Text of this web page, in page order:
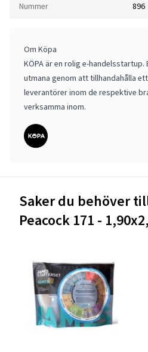
Nummer 896
Om Köpa
KÖPA är en rolig e-
utmana genom att tillhandahålla
leverantörer inom de respektive
verksamma inom.
Saker du behöver
Peacock 171 -